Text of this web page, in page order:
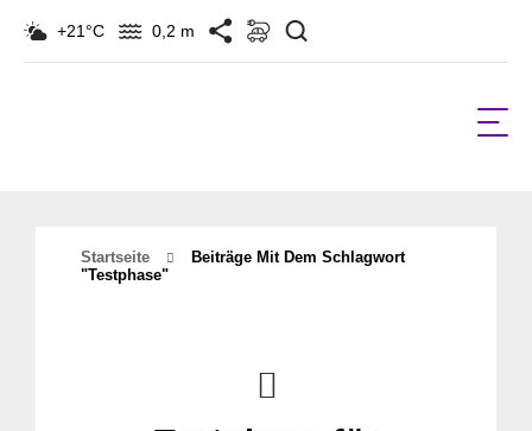
+21°C 0,2 m
Startseite
Beiträge Mit Dem Schlagwort
"Testphase"